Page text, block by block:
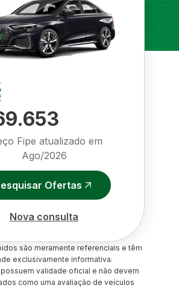
Fipe atualizado em
Ago/2026
Ofertas
Nova consulta
são meramente referenciais e têm
exclusivamente informativa.
validade oficial e não devem
como uma avaliação de veículos